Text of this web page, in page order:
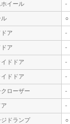
イール -
ル ○
ア -
ア -
ドドア -
ドドア -
クローザー -
-
ドランプ ○